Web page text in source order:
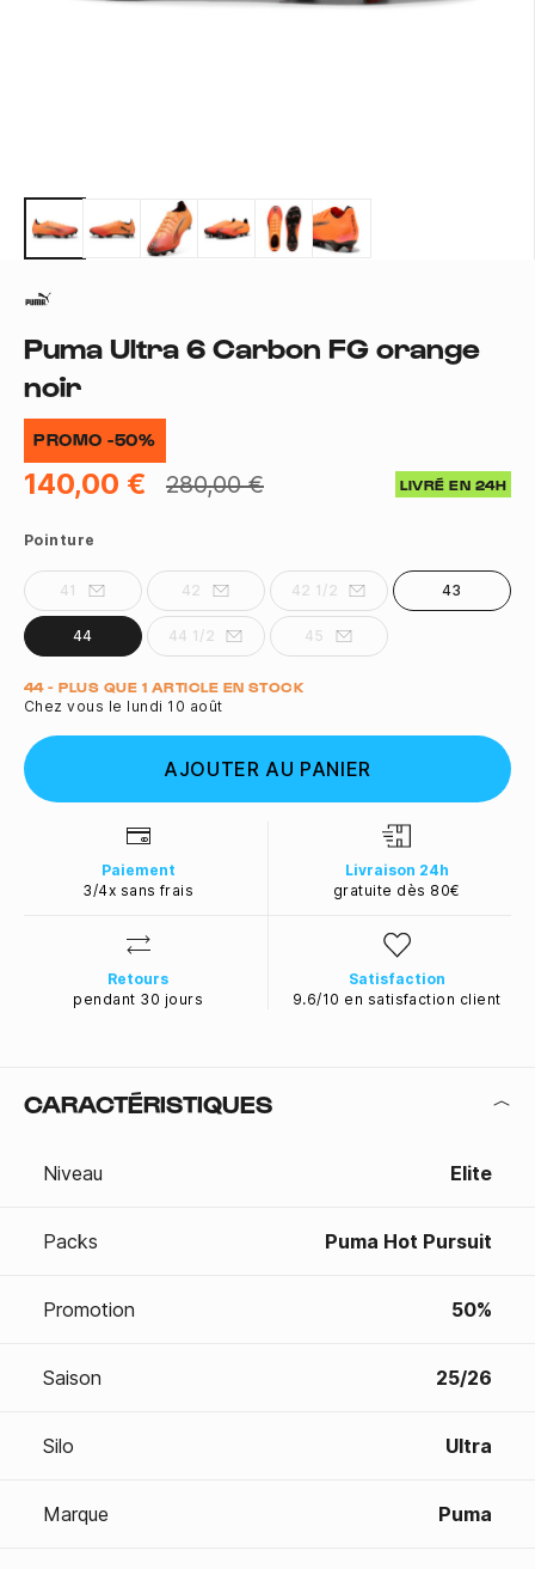
Puma Ultra 6 Carbon FG orange
noir
PROMO -50%
140,00 € 280,00 € LIVRÉ EN 24H
Pointure
41 42 42 1/2 43
44 44 1/2 45
Quantité
44 - PLUS QUE 1 ARTICLE EN STOCK
Chez vous le lundi 10 août
AJOUTER AU PANIER
Paiement
3/4x sans frais
Livraison 24h
gratuite dès 80€
Retours
pendant 30 jours
Satisfaction
9.6/10 en satisfaction client
CARACTÉRISTIQUES
Niveau Elite
Packs Puma Hot Pursuit
Promotion 50%
Saison 25/26
Silo Ultra
Marque Puma